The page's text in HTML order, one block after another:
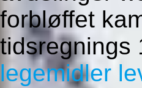
forbløffet
tidsregnings
legemidler